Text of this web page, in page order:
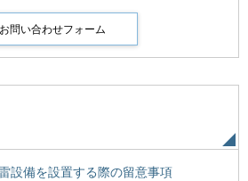
設備を設置する際の留意事項